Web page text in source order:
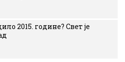
2015. године? Свет је